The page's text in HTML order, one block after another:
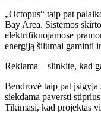
„Octopus“ taip pat
Bay Area. Sistemos
elektrifikuojamose
energiją šilumai gaminti
Reklama – slinkite, kad
Bendrovė taip pat
siekdama paversti
Tikimasi, kad projektas